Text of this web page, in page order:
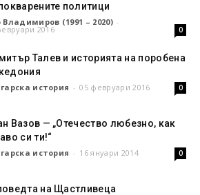
политици
Владимиров (1991 – 2020) -
2016 0
Талев и историята на поробена
история - 05 февруари 2016 0
Вазов — „Отечество любезно, как
си ти!“
история - 16 януари 2014 0
на Щастливеца